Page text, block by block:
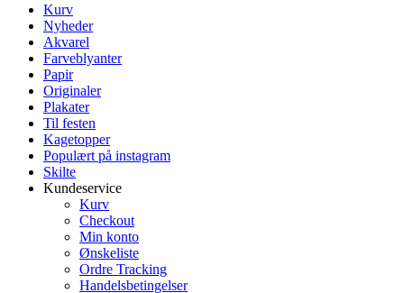
Kurv
Nyheder
Akvarel
Farveblyanter
Papir
Originaler
Plakater
Til festen
Kagetopper
Populært på instagram
Skilte
Kundeservice
Kurv
Checkout
Min konto
Ønskeliste
Ordre Tracking
Handelsbetingelser